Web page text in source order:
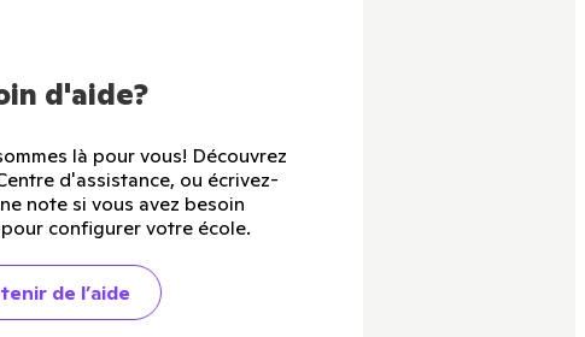
d'aide?
là pour vous! Découvrez
d'assistance, ou écrivez-
note si vous avez besoin
configurer votre école.
de l’aide